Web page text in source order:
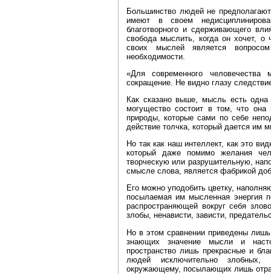
Большинство людей не
имеют в своем
благотворного и сдерживающего
свобода мыслить, когда он хочет, о
своих мыслей является
необходимости.
«Для современного человечества
сокращение. Не видно глазу
Как сказано выше, мысль есть
могущество состоит в том, что
природы, которые сами по себе
действие толчка, который дается им
Но так как наш интеллект, как это
который даже помимо желания
творческую или разрушительную,
смысле слова, является фабрикой
Его можно уподобить цветку,
посылаемая им мысленная энергия
распространяющей вокруг себя
злобы, ненависти, зависти,
Но в этом сравнении приведены
знающих значение мысли и
пространство лишь прекрасные и
людей исключительно
окружающему, посылающих лишь